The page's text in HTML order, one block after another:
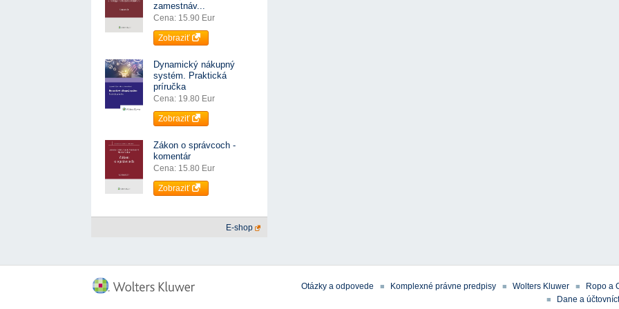
zamestnáv...
Cena: 15.90 Eur
Zobraziť
Dynamický nákupný
systém. Praktická
príručka
Cena: 19.80 Eur
Zobraziť
Zákon o správcoch -
komentár
Cena: 15.80 Eur
Zobraziť
E-shop
Otázky a odpovede Komplexné právne predpisy Wolters Kluwer Ropo a
Dane a